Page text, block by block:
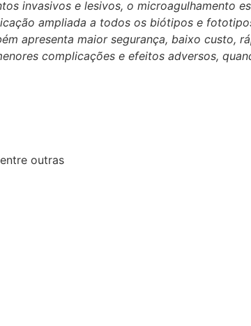
invasivos e lesivos, o microagulhamento
ampliada a todos os biótipos e
apresenta maior segurança, baixo custo,
complicações e efeitos adversos,
outras